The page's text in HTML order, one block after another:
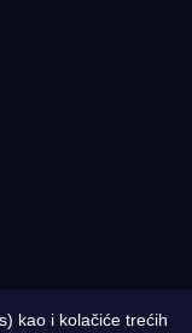
kao i kolačiće trećih